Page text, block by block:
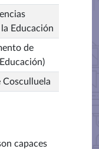
Educación
de
capaces